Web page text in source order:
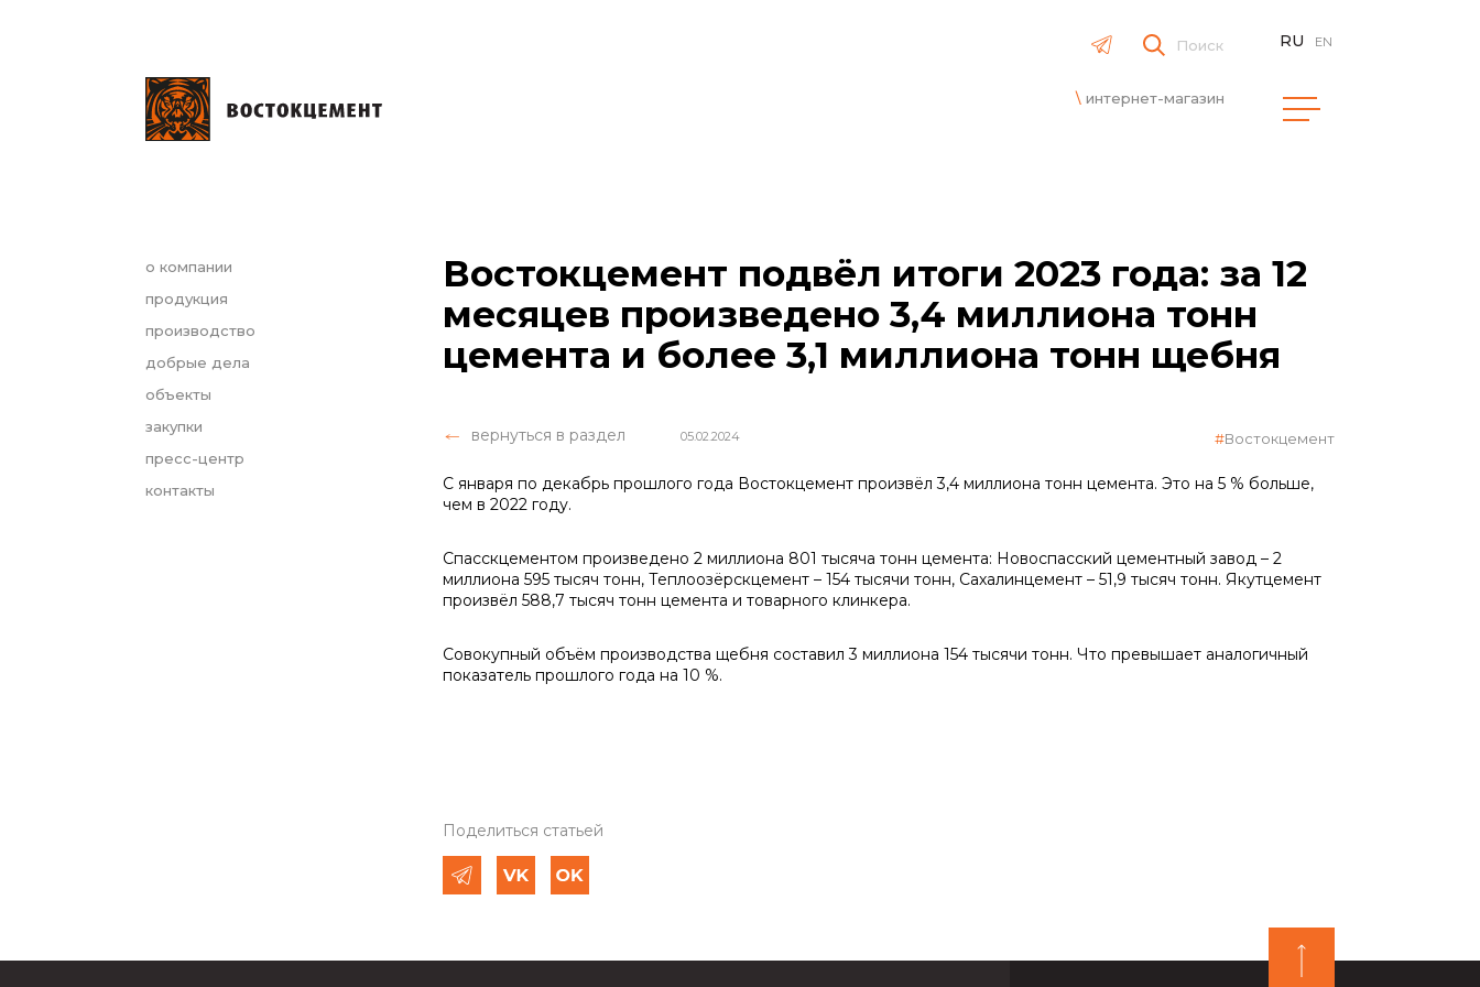
Поиск
интернет-магазин
RU EN
о компании
продукция
производство
добрые дела
объекты
закупки
пресс-центр
контакты
Востокцемент подвёл итоги 2023 года: за 12
месяцев произведено 3,4 миллиона тонн
цемента и более 3,1 миллиона тонн щебня
вернуться в раздел 05.02.2024 Востокцемент
С января по декабрь прошлого года Востокцемент произвёл 3,4 миллиона тонн цемента. Это на 5 % больше,
чем в 2022 году.
Спасскцементом произведено 2 миллиона 801 тысяча тонн цемента: Новоспасский цементный завод – 2
миллиона 595 тысяч тонн, Теплоозёрскцемент – 154 тысячи тонн, Сахалинцемент – 51,9 тысяч тонн. Якутцемент
произвёл 588,7 тысяч тонн цемента и товарного клинкера.
Совокупный объём производства щебня составил 3 миллиона 154 тысячи тонн. Что превышает аналогичный
показатель прошлого года на 10 %.
Поделиться статьей